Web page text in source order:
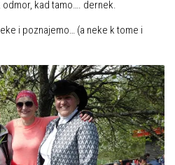
kad tamo…. dernek.
i poznajemo… (a neke k tome i